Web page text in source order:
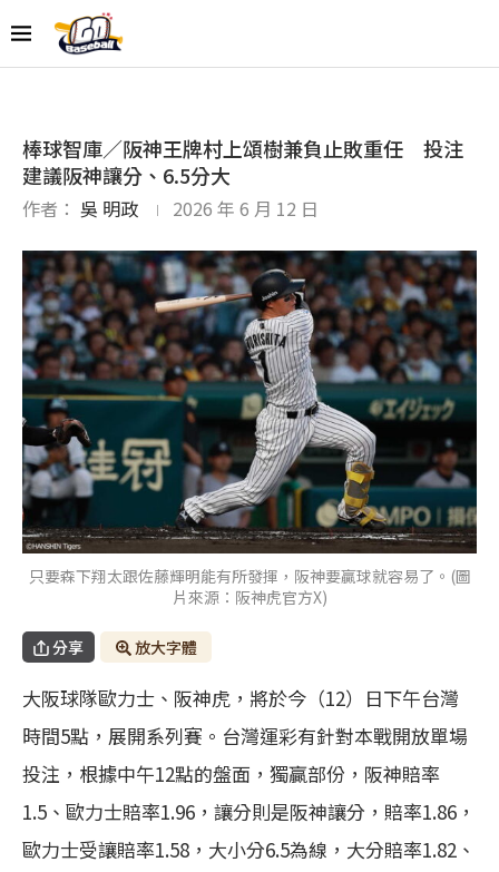
棒球智庫／阪神王牌村上頌樹兼負止敗重任 投注
建議阪神讓分、6.5分大
作者： 吳 明政 2026 年 6 月 12 日
只要森下翔太跟佐藤輝明能有所發揮，阪神要贏球就容易了。(圖
片來源：阪神虎官方X)
分享 放大字體
大阪球隊歐力士、阪神虎，將於今（12）日下午台灣
時間5點，展開系列賽。台灣運彩有針對本戰開放單場
投注，根據中午12點的盤面，獨贏部份，阪神賠率
1.5、歐力士賠率1.96，讓分則是阪神讓分，賠率1.86，
歐力士受讓賠率1.58，大小分6.5為線，大分賠率1.82、